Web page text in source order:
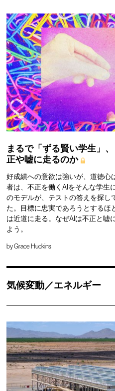
まるで「ずる賢い学生」、
正や嘘に走るのか
好成績への意欲は強いが、道徳
者は、不正を働くAIをそんな学生
のモデルが、テストの答えを探し
た。目標に忠実であろうとするほ
は近道に走る。なぜAIは不正と嘘
よう。
byGrace Huckins
気候変動／エネルギー